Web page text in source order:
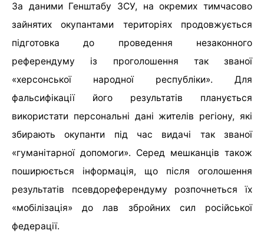
За даними Генштабу ЗСУ, на окремих тимчасово
зайнятих окупантами територіях продовжується
підготовка до проведення незаконного
референдуму із проголошення так званої
«херсонської народної республіки». Для
фальсифікації його результатів планується
використати персональні дані жителів регіону, які
збирають окупанти під час видачі так званої
«гуманітарної допомоги». Серед мешканців також
поширюється інформація, що після оголошення
результатів псевдореферендуму розпочнеться їх
«мобілізація» до лав збройних сил російської
федерації.